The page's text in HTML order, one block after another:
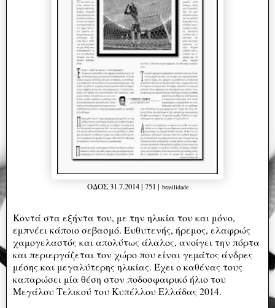
ΟΔΟΣ 31.7.2014 | 751 | brasilidade
Kοντά στα εξήντα του, με την ηλικία του και μόνο,
εμπνέει κάποιο σεβασμό. Ευθυτενής, ήρεμος, ελαφρώς
χαμογελαστός και απολύτως άλαλος, ανοίγει την πόρτα
και περιεργάζεται τον χώρο που είναι γεμάτος άνδρες
μέσης και μεγαλύτερης ηλικίας. Έχει ο καθένας τους
καπαρώσει μία θέση στον ποδοσφαιρικό ήλιο του
Μεγάλου Τελικού του Κυπέλλου Ελλάδας 2014.